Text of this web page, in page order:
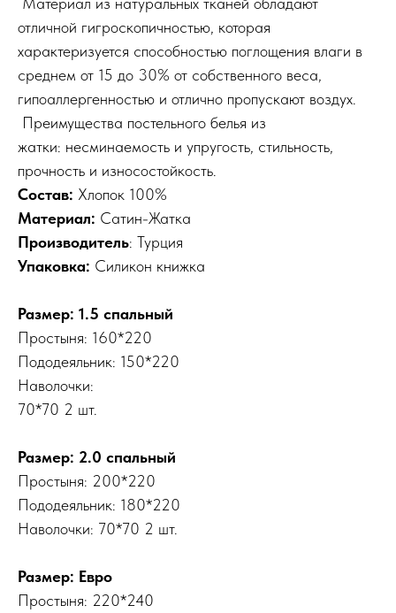
отличной гигроскопичностью, которая
характеризуется способностью поглощения влаги в
среднем от 15 до 30% от собственного веса,
гипоаллергенностью и отлично пропускают воздух.
Преимущества постельного белья из
жатки: несминаемость и упругость, стильность,
прочность и износостойкость.
Состав: Хлопок 100%
Материал: Сатин-Жатка
Производитель: Турция
Упаковка: Силикон книжка
Размер: 1.5 спальный
Простыня: 160*220
Пододеяльник: 150*220
Наволочки:
70*70 2 шт.
Размер: 2.0 спальный
Простыня: 200*220
Пододеяльник: 180*220
Наволочки: 70*70 2 шт.
Размер: Евро
Простыня: 220*240